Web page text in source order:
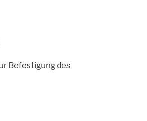
Befestigung des